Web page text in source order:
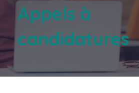
Appels à
candidatures